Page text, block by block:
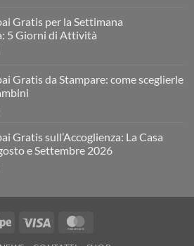
Kamishibai
“fare
Gratis per la Settimana
5 Giorni di Attività
Kamishibai
Gratis da Stampare: come sceglierle
Kamishibai
Gratis sull’Accoglienza: La Casa
e Settembre 2026
Stripe Visa